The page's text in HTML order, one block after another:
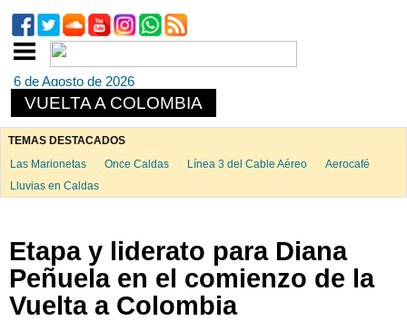
6 de Agosto de 2026
VUELTA A COLOMBIA
TEMAS DESTACADOS
Las Marionetas
Once Caldas Línea 3 del Cable Aéreo
Aerocafé
Lluvias en Caldas
Etapa y liderato para Diana
Peñuela en el comienzo de la
Vuelta a Colombia